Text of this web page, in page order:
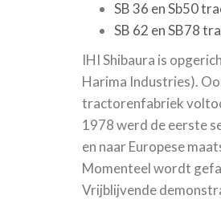
SB 36 en Sb50
SB 62 en SB78
IHI Shibaura is
Harima Industries).
tractorenfabriek
1978 werd de eerste
en naar Europese
Momenteel wordt
Vrijblijvende